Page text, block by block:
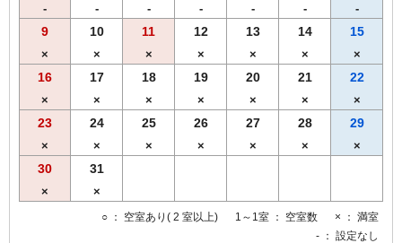
- - - - - - -
9
×
10
×
11
×
12
×
13
×
14
×
15
×
16
×
17
×
18
×
19
×
20
×
21
×
22
×
23
×
24
×
25
×
26
×
27
×
28
×
29
×
30
×
31
×
○ ： 空室あり( 2 室以上) 1～1室 ： 空室数 × ： 満室
- ： 設定なし